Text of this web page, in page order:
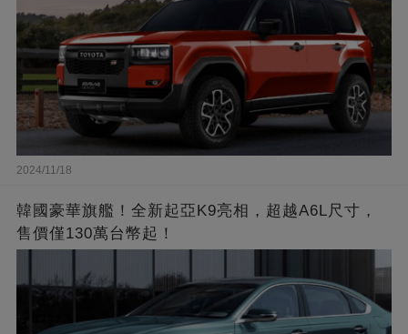
2024/11/18
韓國豪華旗艦！全新起亞K9亮相，超越A6L尺寸，
售價僅130萬台幣起！